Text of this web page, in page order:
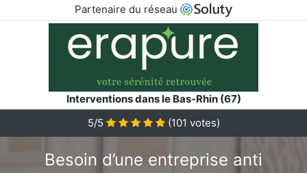
Partenaire du réseau
Interventions dans le Bas-Rhin (67)
5/5
(101 votes)
Besoin d’une entreprise anti